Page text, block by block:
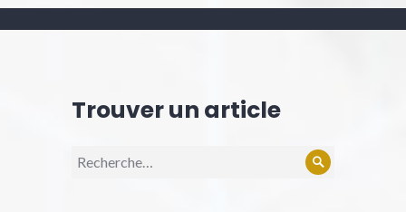
Trouver un article
Recherche
Rechercher